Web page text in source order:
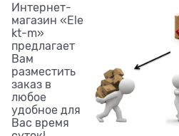
Интернет-
магазин «Ele
kt-m»
предлагает
Вам
разместить
заказ в
любое
удобное для
Вас время